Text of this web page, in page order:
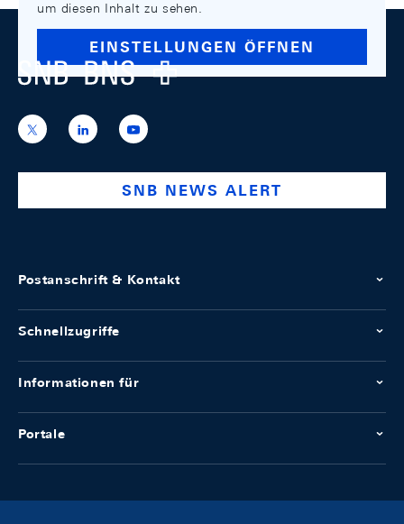
um diesen Inhalt zu sehen.
EINSTELLUNGEN ÖFFNEN
Footer
Logo
https://x.com/snb_bns
https://ch.linkedin.com/company/swiss-
national-
https://www.youtube.com/
SNB NEWS ALERT
Postanschrift & Kontakt
Schnellzugriffe
Informationen für
Portale